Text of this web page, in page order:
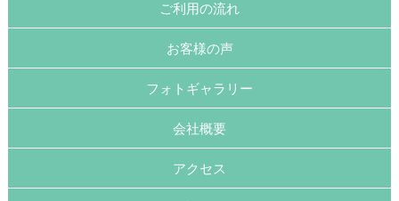
ご利用の流れ
お客様の声
フォトギャラリー
会社概要
アクセス